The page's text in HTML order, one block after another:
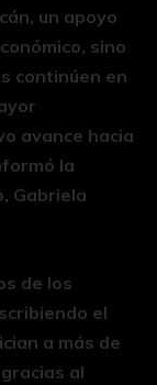
un apoyo
sino
continúen en
avance hacia
la
Gabriela
de los
el
a más de
al